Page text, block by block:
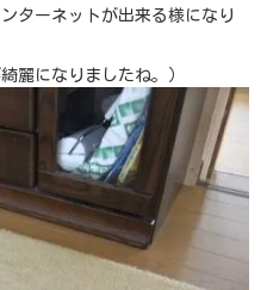
ターネットが出来る様になり
麗になりましたね。）